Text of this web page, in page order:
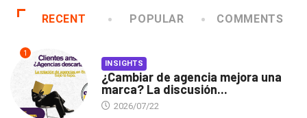
RECENT POPULAR COMMENTS
1
INSIGHTS
¿Cambiar de agencia mejora una
marca? La discusión...
2026/07/22